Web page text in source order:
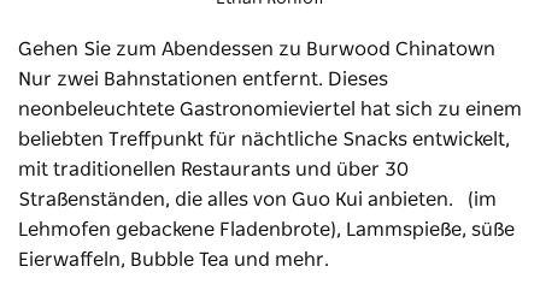
Gehen Sie zum Abendessen zu Burwood Chinatown
Nur zwei Bahnstationen entfernt. Dieses
neonbeleuchtete Gastronomieviertel hat sich zu einem
beliebten Treffpunkt für nächtliche Snacks entwickelt,
mit traditionellen Restaurants und über 30
Straßenständen, die alles von Guo Kui anbieten.
(im
Lehmofen gebackene Fladenbrote), Lammspieße, süße
Eierwaffeln, Bubble Tea und mehr.